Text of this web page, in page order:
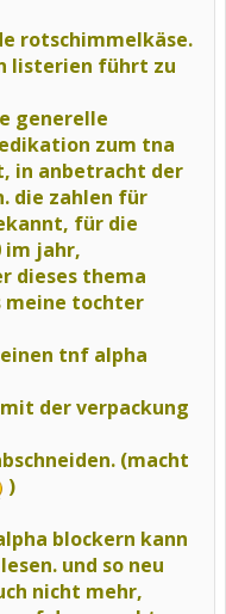
rotschimmelkäse.
listerien führt zu
generelle
zum tna
in anbetracht der
die zahlen für
für die
im jahr,
dieses thema
tochter
tnf alpha
der verpackung
(macht
)
blockern kann
und so neu
nicht mehr,